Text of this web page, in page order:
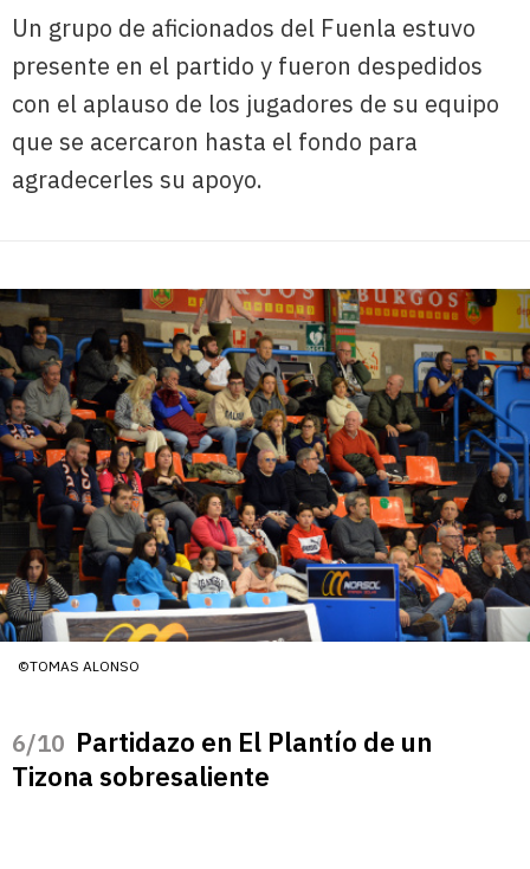
Un grupo de aficionados del Fuenla estuvo
presente en el partido y fueron despedidos
con el aplauso de los jugadores de su equipo
que se acercaron hasta el fondo para
agradecerles su apoyo.
©TOMAS ALONSO
/10 Partidazo en El Plantío de un
Tizona sobresaliente